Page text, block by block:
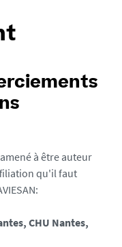
à être auteur
qu'il faut
CHU Nantes,